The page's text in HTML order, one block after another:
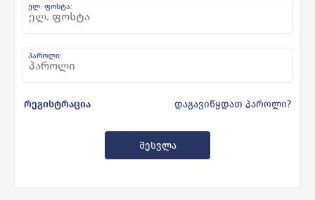
ელ. ფოსტა:
პაროლი:
დაგავიწყდათ პაროლი?
რეგისტრაცია